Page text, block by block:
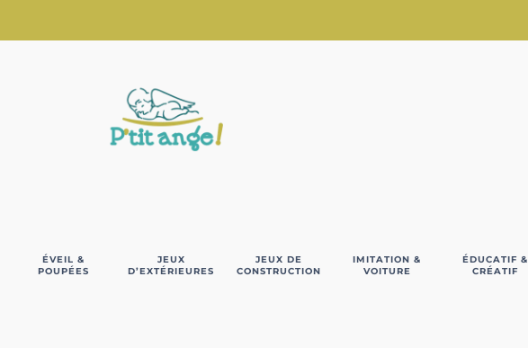
ÉVEIL &
POUPÉES
JEUX
D’EXTÉRIEURES
JEUX DE
CONSTRUCTION
IMITATION &
VOITURE
ÉDUCATIF &
CRÉATIF